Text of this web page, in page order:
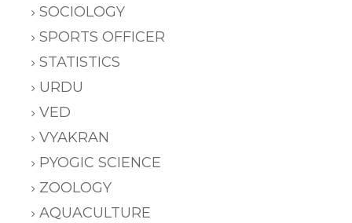
SOCIOLOGY
SPORTS OFFICER
STATISTICS
URDU
VED
VYAKRAN
PYOGIC SCIENCE
ZOOLOGY
AQUACULTURE